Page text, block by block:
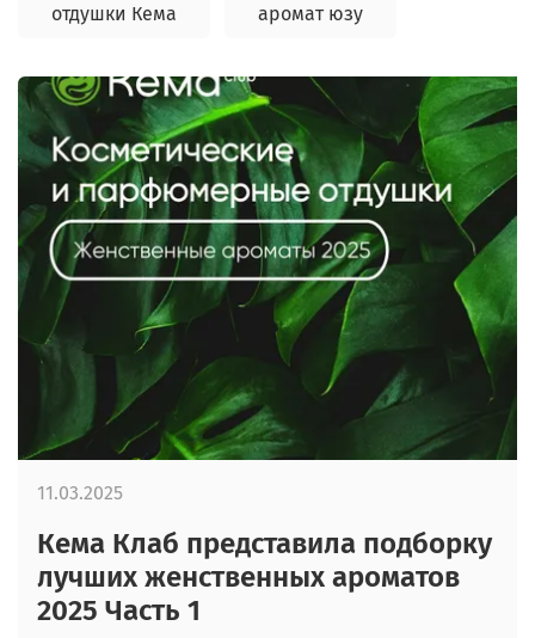
отдушки Кема аромат юзу
Кема Клаб представила подборку
лучших женственных ароматов
2025 Часть 1
11.03.2025